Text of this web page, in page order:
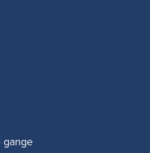
gange